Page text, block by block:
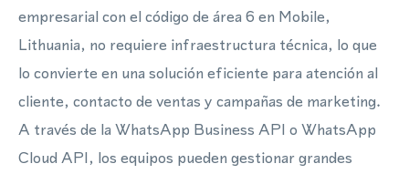
empresarial con el código de área 6 en Mobile,
Lithuania, no requiere infraestructura técnica, lo que
lo convierte en una solución eficiente para atención al
cliente, contacto de ventas y campañas de marketing.
A través de la WhatsApp Business API o WhatsApp
Cloud API, los equipos pueden gestionar grandes